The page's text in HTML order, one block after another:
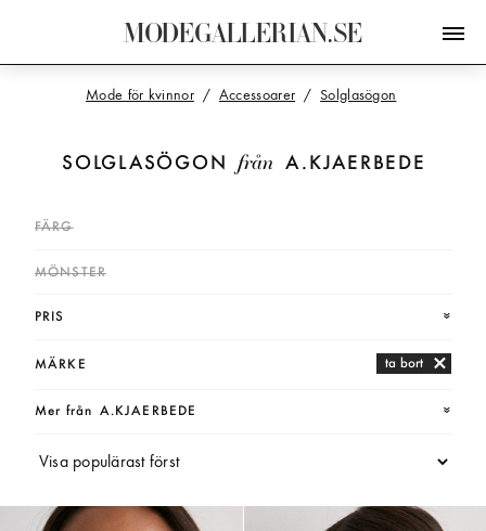
MODEGALLERIAN.SE
SOLGLASÖGON från A.KJAERBEDE
Mode för kvinnor Accessoarer Solglasögon
FÄRG
MÖNSTER
PRIS
MÄRKE ta bort
Mer från A.KJAERBEDE